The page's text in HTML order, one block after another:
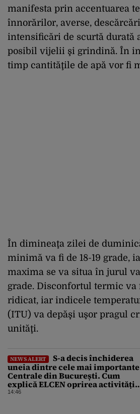
manifesta prin accentuarea
înnorărilor, averse,
intensificări de scurtă durată
posibil vijelii şi grindină. În
timp cantităţile de apă vor fi
În dimineaţa zilei de
minimă va fi de 18-19 grade,
maxima se va situa în jurul
grade. Disconfortul termic
ridicat, iar indicele
(ITU) va depăşi uşor pragul
unităţi.
NEWS ALERT
S-a decis închiderea
uneia dintre cele mai importante
Centrale din București. Cum
explică ELCEN oprirea activității
la CET Grozăvești
14:46